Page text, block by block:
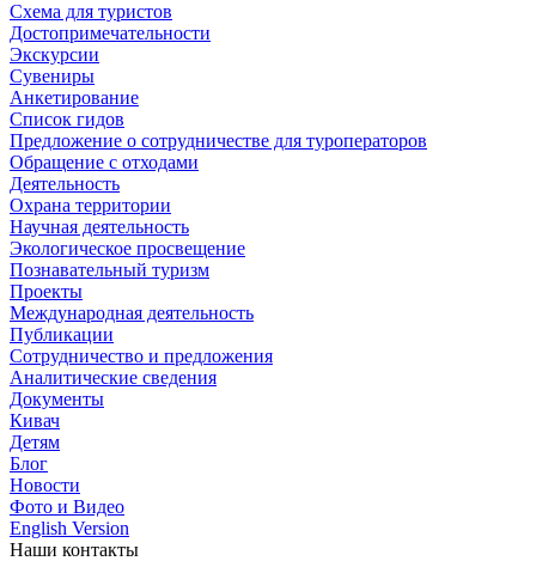
Схема для туристов
Достопримечательности
Экскурсии
Сувениры
Анкетирование
Список гидов
Предложение о сотрудничестве для туроператоров
Обращение с отходами
Деятельность
Охрана территории
Научная деятельность
Экологическое просвещение
Познавательный туризм
Проекты
Международная деятельность
Публикации
Сотрудничество и предложения
Аналитические сведения
Документы
Кивач
Детям
Блог
Новости
Фото и Видео
English Version
Наши контакты